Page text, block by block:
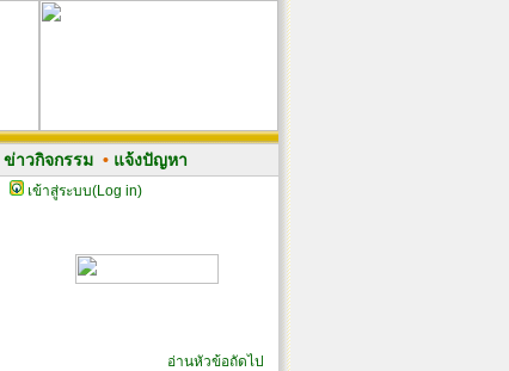
ข่าวกิจกรรม• แจ้งปัญหา
เข้าสู่ระบบ(Log in)
อ่านหัวข้อถัดไป